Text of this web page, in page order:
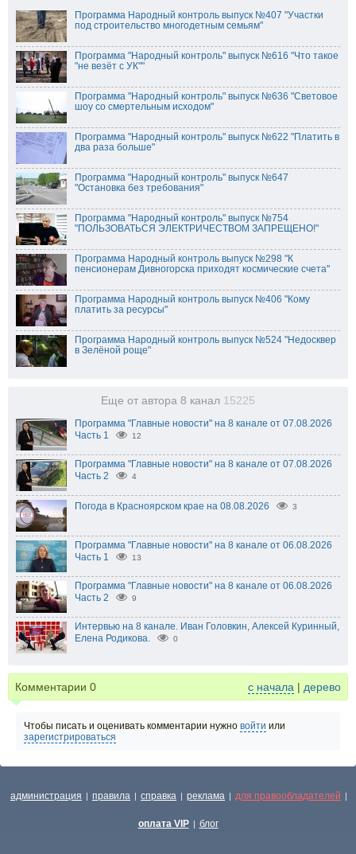
Программа Народный контроль выпуск №407 "Участки
под строительство многодетным семьям"
Программа "Народный контроль" выпуск №616 "Что такое
"не везёт с УК""
Программа "Народный контроль" выпуск №636 "Световое
шоу со смертельным исходом"
Программа "Народный контроль" выпуск №622 "Платить в
два раза больше"
Программа "Народный контроль" выпуск №647
"Остановка без требования"
Программа "Народный контроль" выпуск №754
"ПОЛЬЗОВАТЬСЯ ЭЛЕКТРИЧЕСТВОМ ЗАПРЕЩЕНО!"
Программа Народный контроль выпуск №298 "К
пенсионерам Дивногорска приходят космические счета"
Программа Народный контроль выпуск №406 "Кому
платить за ресурсы"
Программа Народный контроль выпуск №524 "Недосквер
в Зелёной роще"
Еще от автора 8 канал 15225
Программа "Главные новости" на 8 канале от 07.08.2026
Часть 1
12
Программа "Главные новости" на 8 канале от 07.08.2026
Часть 2
4
Погода в Красноярском крае на 08.08.2026 3
Программа "Главные новости" на 8 канале от 06.08.2026
Часть 1
13
Программа "Главные новости" на 8 канале от 06.08.2026
Часть 2
9
Интервью на 8 канале. Иван Головкин, Алексей Куринный,
Елена Родикова.
0
Комментарии 0 с начала | дерево
Чтобы писать и оценивать комментарии нужно войти или
зарегистрироваться
администрация | правила | справка | реклама | для правообладателей |
оплата VIP | блог